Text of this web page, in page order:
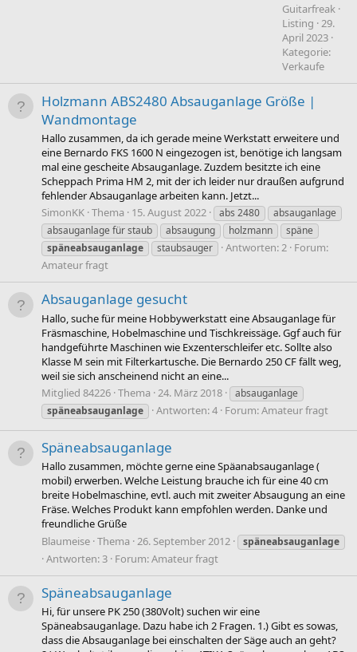
Guitarfreak
Listing 29.
April 2023
Kategorie:
Verkaufe
Holzmann ABS2480 Absauganlage Größe |
Wandmontage
Hallo zusammen, da ich gerade meine Werkstatt erweitere und
eine Bernardo FKS 1600 N eingezogen ist, benötige ich langsam
mal eine gescheite Absauganlage. Zuzdem besitzte ich eine
Scheppach Prima HM 2, mit der ich leider nur draußen aufgrund
fehlender Absauganlage arbeiten kann. Jetzt...
SimonKK Thema 15. August 2022 abs 2480
absauganlage
absauganlage für staub
absaugung holzmann
späne
späneabsauganlage
staubsauger Antworten: 2 Forum:
Amateur fragt
Absauganlage gesucht
Hallo, suche für meine Hobbywerkstatt eine Absauganlage für
Fräsmaschine, Hobelmaschine und Tischkreissäge. Ggf auch für
handgeführte Maschinen wie Exzenterschleifer etc. Sollte also
Klasse M sein mit Filterkartusche. Die Bernardo 250 CF fällt weg,
weil sie sich anscheinend nicht an eine...
Mitglied 84226 Thema 24. März 2018
absauganlage
späneabsauganlage
Antworten: 4 Forum:Amateur fragt
Späneabsauganlage
Hallo zusammen, möchte gerne eine Späanabsauganlage (
mobil) erwerben. Welche Leistung brauche ich für eine 40 cm
breite Hobelmaschine, evtl. auch mit zweiter Absaugung an eine
Fräse. Welches Produkt kann empfohlen werden. Danke und
freundliche Grüße
Blaumeise Thema 26. September 2012 späneabsauganlage
Antworten: 3 Forum:Amateur fragt
Späneabsauganlage
Hi, für unsere PK 250 (380Volt) suchen wir eine
Späneabsauganlage. Dazu habe ich 2 Fragen. 1.) Gibt es sowas,
dass die Absauganlage bei einschalten der Säge auch an geht?